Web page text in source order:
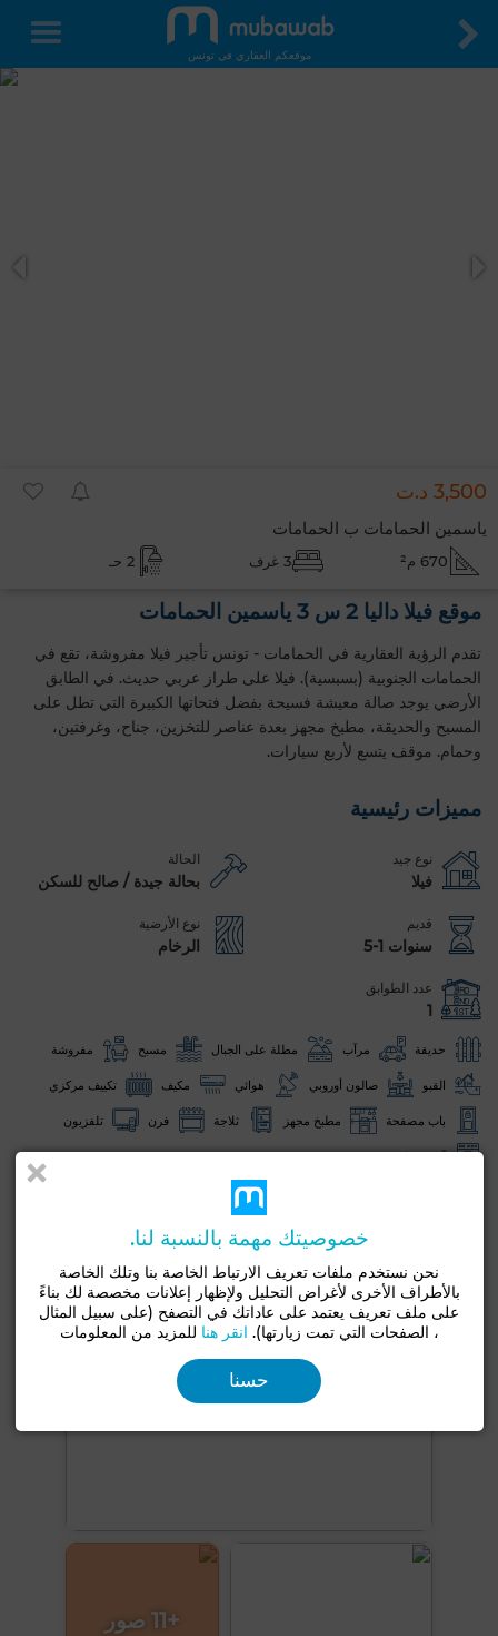
موقعكم العقاري في تونس
3,500 د.ت
ياسمين الحمامات ب الحمامات
670 م² 3 غرف 2 حـ
موقع فيلا داليا 2 س 3 ياسمين الحمامات
تقدم الرؤية العقارية في الحمامات - تونس تأجير فيلا مفروشة، تقع في
الحمامات الجنوبية (بسبسية). فيلا على طراز عربي حديث. في الطابق
الأرضي يوجد صالة معيشة فسيحة بفضل فتحاتها الكبيرة التي تطل على
المسبح والحديقة، مطبخ مجهز بعدة عناصر للتخزين، جناح، وغرفتين،
وحمام. موقف يتسع لأربع سيارات.
مميزات رئيسية
نوع جيد
فيلا
الحالة
بحالة جيدة / صالح للسكن
قديم
سنوات 1-5
نوع الأرضية
الرخام
عدد الطوابق
1
حديقة مرآب مطلة على الجبال مسبح مفروشة
القبو صالون أوروبي هوائي مكيف تكييف مركزي
باب مصفحة مطبخ مجهز ثلاجة فرن تلفزيون
آلة غسيل
+11 صور
خصوصيتك مهمة بالنسبة لنا.
نحن نستخدم ملفات تعريف الارتباط الخاصة بنا وتلك الخاصة
بالأطراف الأخرى لأغراض التحليل ولإظهار إعلانات مخصصة لك بناءً
على ملف تعريف يعتمد على عاداتك في التصفح (على سبيل المثال
، الصفحات التي تمت زيارتها). انقر هنا للمزيد من المعلومات
حسنا